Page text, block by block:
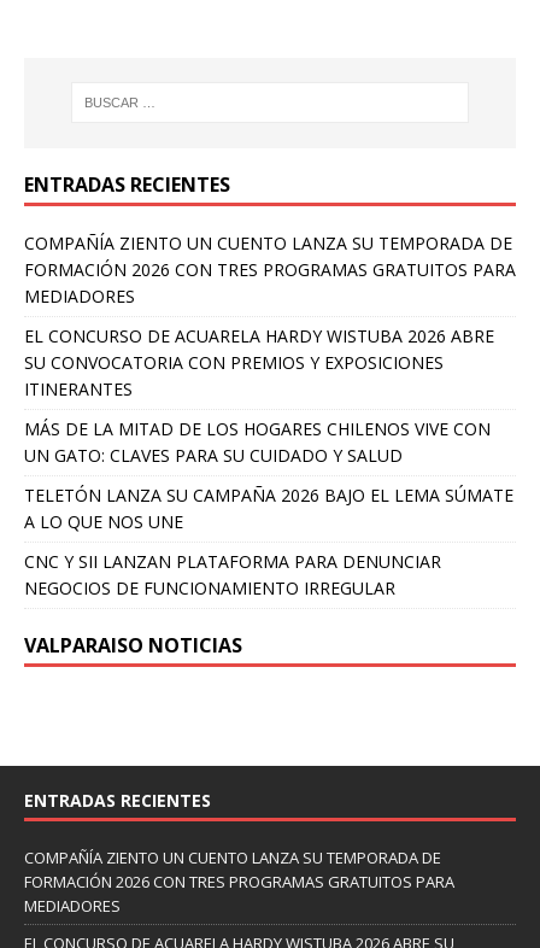
ENTRADAS RECIENTES
COMPAÑÍA ZIENTO UN CUENTO LANZA SU TEMPORADA DE
FORMACIÓN 2026 CON TRES PROGRAMAS GRATUITOS PARA
MEDIADORES
EL CONCURSO DE ACUARELA HARDY WISTUBA 2026 ABRE
SU CONVOCATORIA CON PREMIOS Y EXPOSICIONES
ITINERANTES
MÁS DE LA MITAD DE LOS HOGARES CHILENOS VIVE CON
UN GATO: CLAVES PARA SU CUIDADO Y SALUD
TELETÓN LANZA SU CAMPAÑA 2026 BAJO EL LEMA SÚMATE
A LO QUE NOS UNE
CNC Y SII LANZAN PLATAFORMA PARA DENUNCIAR
NEGOCIOS DE FUNCIONAMIENTO IRREGULAR
VALPARAISO NOTICIAS
ENTRADAS RECIENTES
COMPAÑÍA ZIENTO UN CUENTO LANZA SU TEMPORADA DE
FORMACIÓN 2026 CON TRES PROGRAMAS GRATUITOS PARA
MEDIADORES
EL CONCURSO DE ACUARELA HARDY WISTUBA 2026 ABRE SU